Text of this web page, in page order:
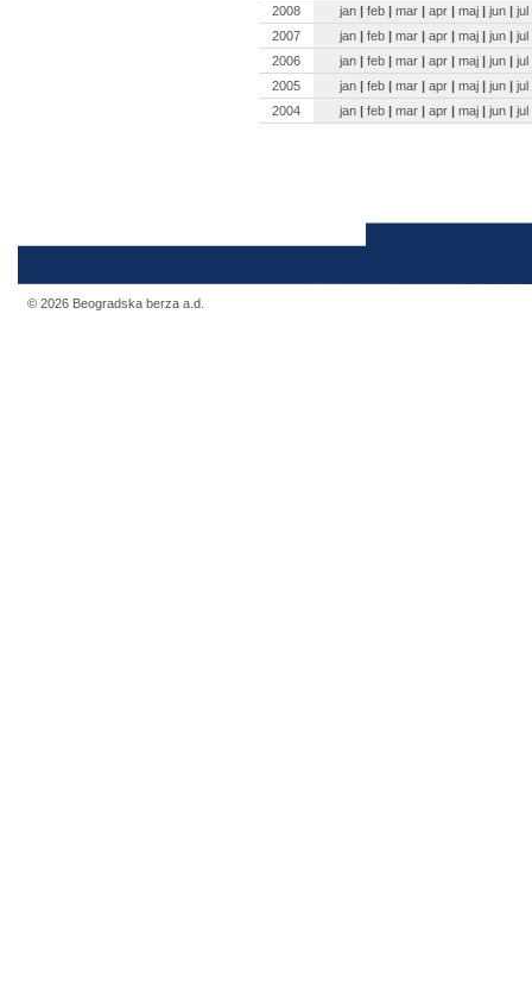
2008
jan | feb | mar | apr | maj | jun | jul
2007
jan | feb | mar | apr | maj | jun | jul
2006
jan | feb | mar | apr | maj | jun | jul
2005
jan | feb | mar | apr | maj | jun | jul
2004
jan | feb | mar | apr | maj | jun | jul
© 2026 Beogradska berza a.d.